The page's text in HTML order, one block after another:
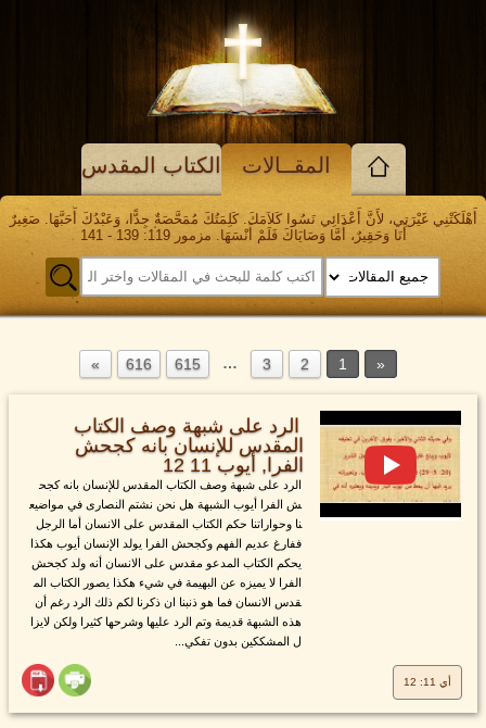
المقــالات الكتاب المقدس
أَهْلَكَتْنِي غَيْرَتِي، لأَنَّ أَعْدَائِي نَسُوا كَلاَمَكَ. كَلِمَتُكَ مُمَحَّصَةٌ جِدًّا، وَعَبْدُكَ أَحَبَّهَا. صَغِيرٌ
أَنَا وَحَقِيرٌ، أَمَّا وَصَايَاكَ فَلَمْ أَنْسَهَا. مزمور 119: 139 - 141
1
2
3
…
615
616
الرد على شبهة وصف الكتاب
المقدس للإنسان بانه كجحش
الفرا, أيوب 11 12
الرد على شبهة وصف الكتاب المقدس للإنسان بانه كجح
ش الفرا أيوب الشبهة هل نحن نشتم النصارى في مواضيع
نا وحواراتنا حكم الكتاب المقدس على الانسان أما الرجل
ففارغ عديم الفهم وكجحش الفرا يولد الإنسان أيوب هكذا
يحكم الكتاب المدعو مقدس على الانسان أنه ولد كجحش
الفرا لا يميزه عن البهيمة في شيء هكذا يصور الكتاب الم
قدس الانسان فما هو ذنبنا ان ذكرنا لكم ذلك الرد رغم أن
هذه الشبهة قديمة وتم الرد عليها وشرحها كثيرا ولكن لايزا
ل المشككين بدون تفكي...
أي 11: 12